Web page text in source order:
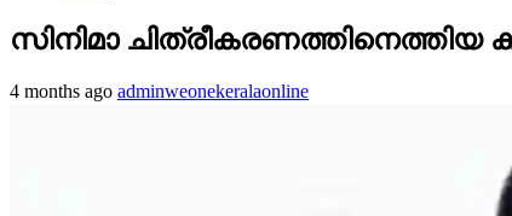
സിനിമാ ചിത്രീകരണത്തിനെത്തിയ
4 months ago adminweonekeralaonline